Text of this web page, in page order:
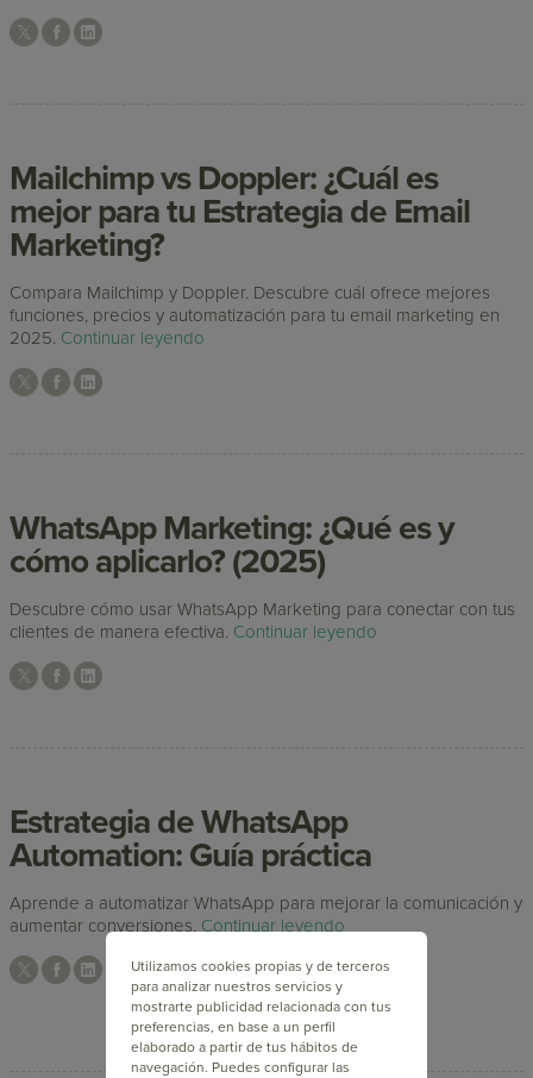
Mailchimp vs Doppler: ¿Cuál es
mejor para tu Estrategia de Email
Marketing?
Compara Mailchimp y Doppler. Descubre cuál ofrece mejores
funciones, precios y automatización para tu email marketing en
2025. Continuar leyendo
WhatsApp Marketing: ¿Qué es y
cómo aplicarlo? (2025)
Descubre cómo usar WhatsApp Marketing para conectar con tus
clientes de manera efectiva. Continuar leyendo
Estrategia de WhatsApp
Automation: Guía práctica
Aprende a automatizar WhatsApp para mejorar la comunicación y
aumentar conversiones. Continuar leyendo
Utilizamos cookies propias y de terceros
para analizar nuestros servicios y
mostrarte publicidad relacionada con tus
preferencias, en base a un perfil
elaborado a partir de tus hábitos de
navegación. Puedes configurar las